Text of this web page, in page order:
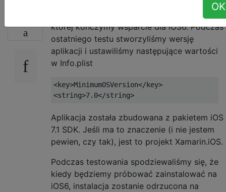
Mamy aplikację dla przedsiębiorstw, dla
której kończymy wsparcie dla iOS6. Podczas
ostatniego testu stworzyliśmy wersję
aplikacji i ustawiliśmy następujące wartości
w Info.plist
<key>MinimumOSVersion</key>
Aplikacja została zbudowana z pakietem iOS
7.1 SDK. Jeśli ma to znaczenie (i nie jestem
pewien, czy tak), jest to projekt Xamarin.iOS.
Podczas testowania spodziewaliśmy się, że
kiedy będziemy próbować zainstalować na
iOS6, instalacja zostanie odrzucona na